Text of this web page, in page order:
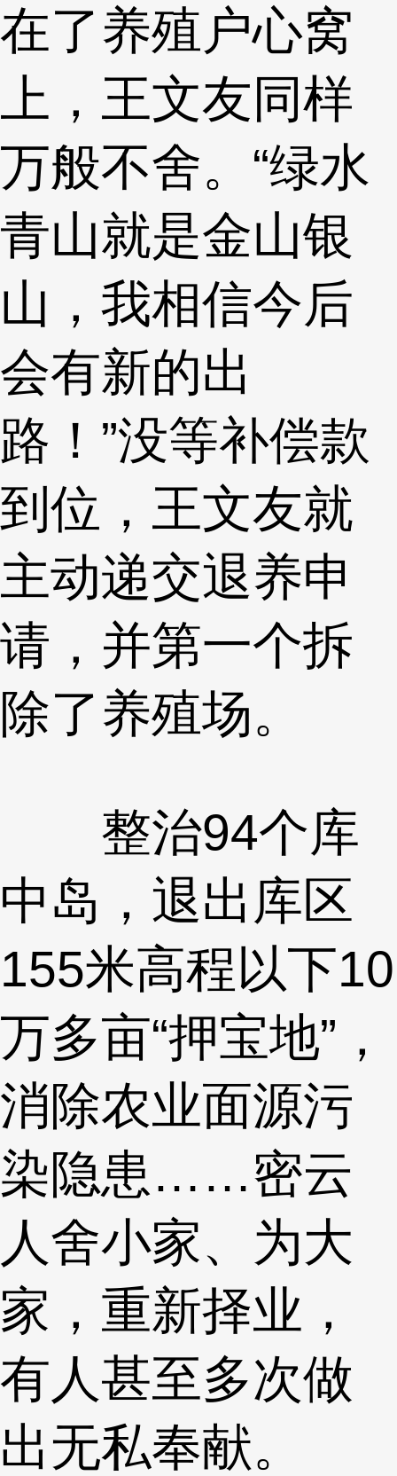
在了养殖户心窝
上，王文友同样
万般不舍。“绿水
青山就是金山银
山，我相信今后
会有新的出
路！”没等补偿款
到位，王文友就
主动递交退养申
请，并第一个拆
除了养殖场。
整治94个库
中岛，退出库区
155米高程以下10
万多亩“押宝地”，
消除农业面源污
染隐患……密云
人舍小家、为大
家，重新择业，
有人甚至多次做
出无私奉献。